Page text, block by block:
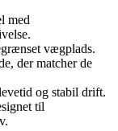
med
vægplads.
der matcher de
og stabil drift.
til